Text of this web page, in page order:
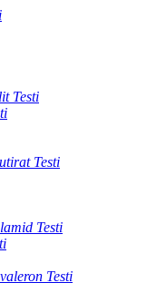
Testi
Testi
Testi
Testi